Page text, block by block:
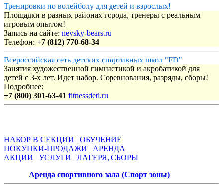
Тренировки по волейболу для детей и взрослых!
Площадки в разных районах города, тренеры с реальным
игровым опытом!
Запись на сайте: nevsky-bears.ru
Телефон: +7 (812) 770-68-34
Всероссийская сеть детских спортивных школ "FD"
Занятия художественной гимнастикой и акробатикой для
детей с 3-х лет. Идет набор. Соревнования, разряды, сборы!
Подробнее:
+7 (800) 301-63-41 fitnessdeti.ru
НАБОР В СЕКЦИИ | ОБУЧЕНИЕ
ПОКУПКИ-ПРОДАЖИ | АРЕНДА
АКЦИИ | УСЛУГИ | ЛАГЕРЯ, СБОРЫ
Аренда спортивного зала (Спорт зоны)